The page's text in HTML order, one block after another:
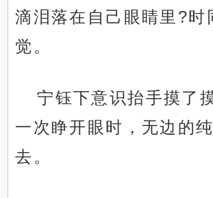
滴泪落在自己眼睛里?时
觉。
宁钰下意识抬手摸了
一次睁开眼时，无边的
去。